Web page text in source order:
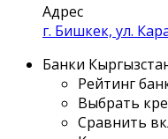
Адрес
г. Бишкек, ул.
Банки
Рейтинг
Выбрать
Сравнить